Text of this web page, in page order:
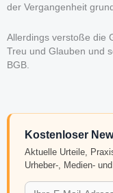
der Vergangenheit
Allerdings verstoße die
Treu und Glauben und
BGB.
Kostenloser
Aktuelle Urteile,
Urheber-, Medien-